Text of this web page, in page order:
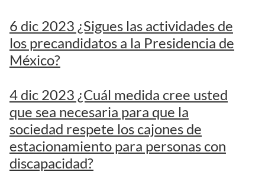
6 dic 2023 ¿Sigues las actividades de
los precandidatos a la Presidencia de
México?
4 dic 2023 ¿Cuál medida cree usted
que sea necesaria para que la
sociedad respete los cajones de
estacionamiento para personas con
discapacidad?